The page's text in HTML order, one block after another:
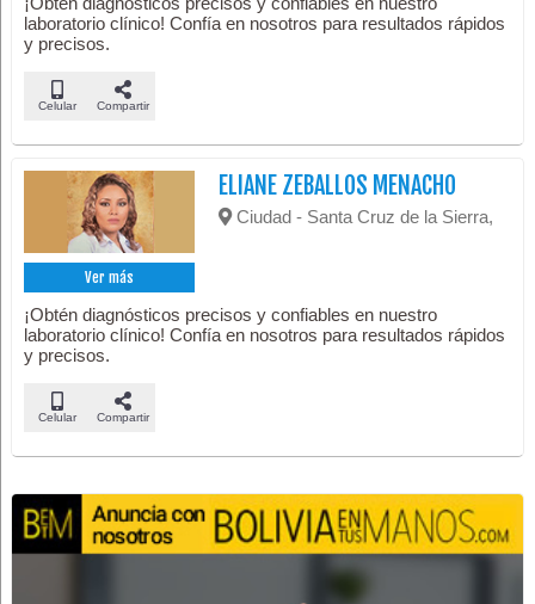
laboratorio clínico! Confía en nosotros para resultados rápidos
y precisos.
Celular Compartir
Ver más
ELIANE ZEBALLOS MENACHO
Ciudad - Santa Cruz de la Sierra,
¡Obtén diagnósticos precisos y confiables en nuestro
laboratorio clínico! Confía en nosotros para resultados rápidos
y precisos.
Celular Compartir